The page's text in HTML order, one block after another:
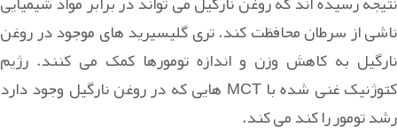
ناشی از سرطان محافظت کند. تری گلیسیرید های موجود در روغن
نارگیل به کاهش وزن و اندازه تومورها کمک می کنند. رژیم
کتوژنیک غنی شده با MCT هایی که در روغن نارگیل وجود دارد
رشد تومور را کند می کند.